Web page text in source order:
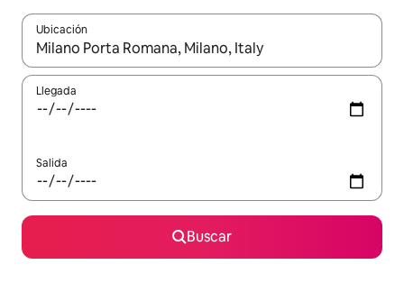
Ubicación
Cuando los resultados estén disponibles, podrás navegar
Llegada
Salida
Buscar